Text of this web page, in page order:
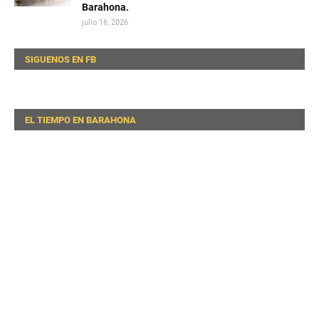
Barahona.
julio 16, 2026
SIGUENOS EN FB
EL TIEMPO EN BARAHONA